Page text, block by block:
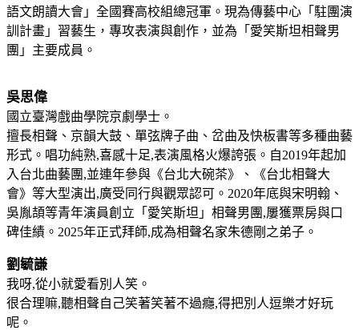
語文朗讀大會」全國賽高校組總冠軍。現為傳藝中心「駐團演
訓計畫」習藝生，專攻表演與創作，並為「愛笑斯坦相聲男
團」主要成員。
吳思偉
國立臺灣戲曲學院京劇學士。
擅長相聲、京韻大鼓、單弦牌子曲、岔曲及快板書等多種曲藝
形式。唱功純熟,喜感十足,表演風格火爆誇張。自2019年起加
入台北曲藝團,並連年參與《台北大碗茶》、《台北相聲大
會》等大型演出,廣受同行與觀眾認可。2020年底與宋明翰、
吳胤頡等青年演員創 立「愛笑斯坦」相聲男團,屢獲票房與口
碑佳績。2025年正式拜師,成為相聲名家朱德剛 之弟子。
劉毓謙
我呀,從小就愛看別人笑。
很合理嘛,聽相聲自己笑著笑著不過癮,得把別人逗樂才好玩
呢。